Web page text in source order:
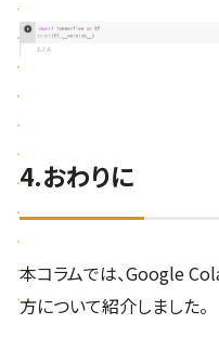
4.おわりに
本コラムでは、Google
方について紹介しました。